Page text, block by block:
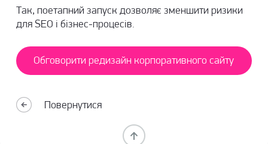
Так, поетапний запуск дозволяє зменшити ризики
для SEO і бізнес-процесів.
Обговорити редизайн корпоративного сайту
Повернутися